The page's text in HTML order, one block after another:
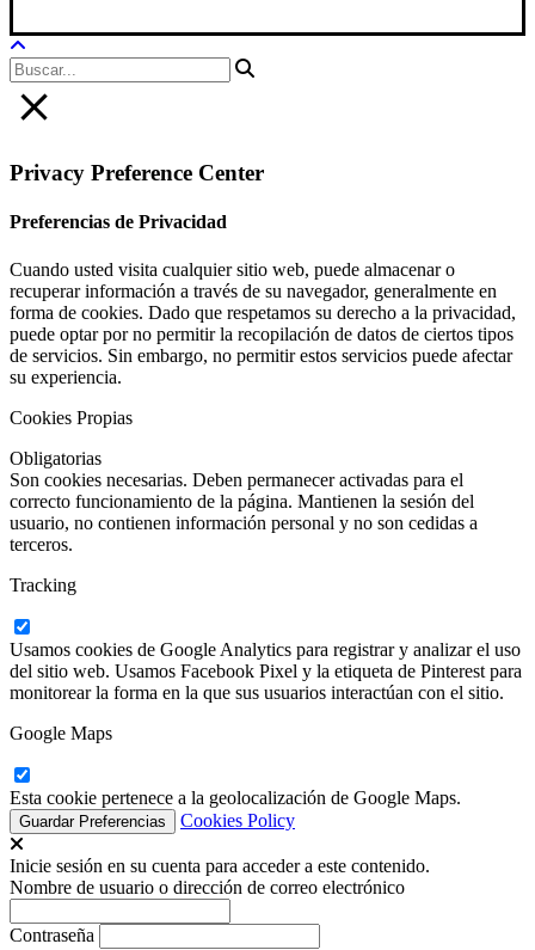
Privacy Preference Center
Preferencias de Privacidad
Cuando usted visita cualquier sitio web, puede almacenar o
recuperar información a través de su navegador, generalmente en
forma de cookies. Dado que respetamos su derecho a la privacidad,
puede optar por no permitir la recopilación de datos de ciertos tipos
de servicios. Sin embargo, no permitir estos servicios puede afectar
su experiencia.
Cookies Propias
Obligatorias
Son cookies necesarias. Deben permanecer activadas para el
correcto funcionamiento de la página. Mantienen la sesión del
usuario, no contienen información personal y no son cedidas a
terceros.
Tracking
Usamos cookies de Google Analytics para registrar y analizar el uso
del sitio web. Usamos Facebook Pixel y la etiqueta de Pinterest para
monitorear la forma en la que sus usuarios interactúan con el sitio.
Google Maps
Esta cookie pertenece a la geolocalización de Google Maps.
Cookies Policy
Inicie sesión en su cuenta para acceder a este contenido.
Nombre de usuario o dirección de correo electrónico
Contraseña